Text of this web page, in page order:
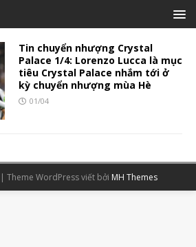
Tin chuyển nhượng Crystal
Palace 1/4: Lorenzo Lucca là mục
tiêu Crystal Palace nhắm tới ở
kỳ chuyển nhượng mùa Hè
01/04
Theme WordPress viết bởi MH Themes